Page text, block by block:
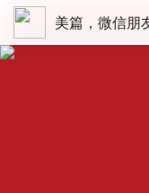
美篇，微信朋